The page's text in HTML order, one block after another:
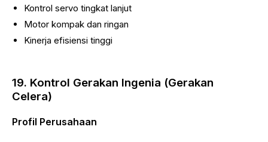
Kontrol servo tingkat lanjut
Motor kompak dan ringan
Kinerja efisiensi tinggi
19. Kontrol Gerakan Ingenia (Gerakan
Celera)
Profil Perusahaan